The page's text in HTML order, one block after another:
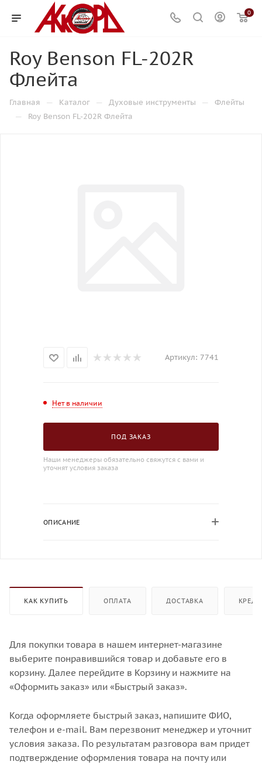
0
Roy Benson FL-202R
Флейта
Главная — Каталог — Духовые инструменты — Флейты
— Roy Benson FL-202R Флейта
Артикул: 7741
Нет в наличии
ПОД ЗАКАЗ
Наши менеджеры обязательно свяжутся с вами и
уточнят условия заказа
ОПИСАНИЕ
КАК КУПИТЬ ОПЛАТА ДОСТАВКА
Для покупки товара в нашем интернет-магазине
выберите понравившийся товар и добавьте его в
корзину. Далее перейдите в Корзину и нажмите на
«Оформить заказ» или «Быстрый заказ».
Когда оформляете быстрый заказ, напишите ФИО,
телефон и e-mail. Вам перезвонит менеджер и уточнит
условия заказа. По результатам разговора вам придет
подтверждение оформления товара на почту или